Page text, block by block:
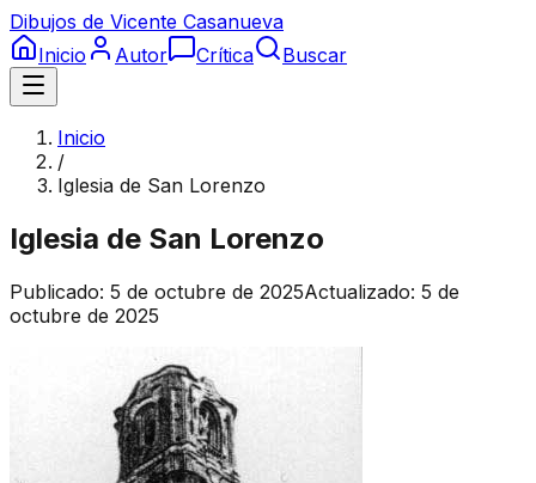
Dibujos de Vicente Casanueva
Inicio
Autor Crítica Buscar
Inicio
/
Iglesia de San Lorenzo
Iglesia de San Lorenzo
Publicado: 5 de octubre de 2025Actualizado: 5 de
octubre de 2025